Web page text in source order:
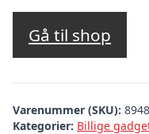
Gå til shop
Varenummer (SKU):
Kategorier: Billige